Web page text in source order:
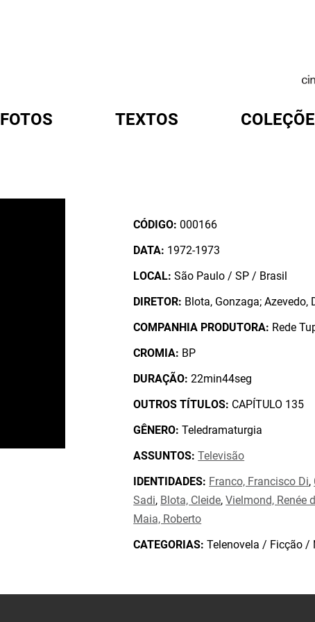
FOTOS TEXTOS
CÓDIGO: 000166
DATA: 1972-1973
LOCAL: São Paulo / SP / Brasil
DIRETOR: Blota, Gonzaga; Azevedo,
COMPANHIA PRODUTORA: Rede
CROMIA: BP
DURAÇÃO: 22min44seg
OUTROS TÍTULOS: CAPÍTULO 135
GÊNERO: Teledramaturgia
ASSUNTOS: Televisão
IDENTIDADES: Franco, Francisco Di,
Sadi, Blota, Cleide,Vielmond, Renée
Maia, Roberto
CATEGORIAS: Telenovela / Ficção /